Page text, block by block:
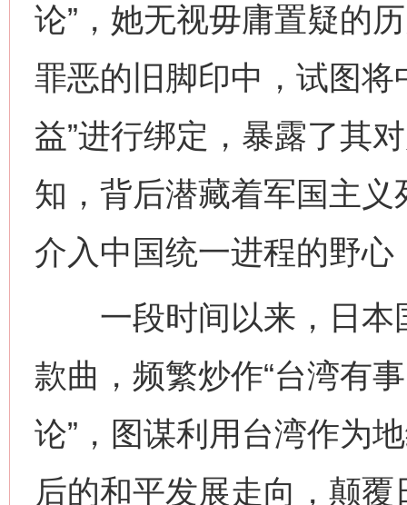
论”，她无视毋庸置疑的
罪恶的旧脚印中，试图将
益”进行绑定，暴露了其
知，背后潜藏着军国主
介入中国统一进程的野
一段时间以来，日本
款曲，频繁炒作“台湾有
论”，图谋利用台湾作为
后的和平发展走向，颠